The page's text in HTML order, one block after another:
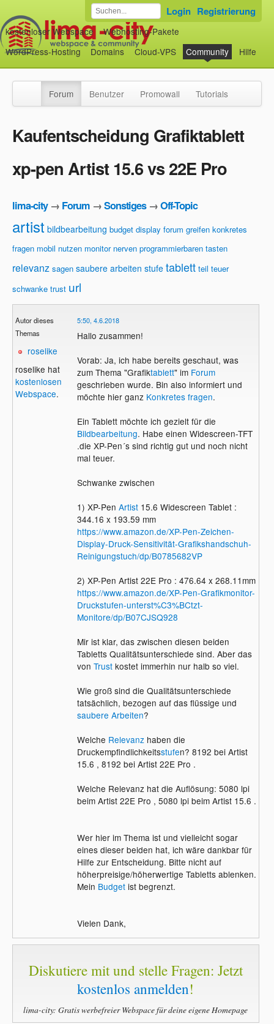
kostenloser Webspace
Webhosting-Pakete
WordPress-Hosting
Domains Cloud-VPS Community Hilfe
Login Registrierung
Forum Benutzer Promowall Tutorials
Kaufentscheidung Grafiktablett
xp-pen Artist 15.6 vs 22E Pro
lima-city→ Forum →Sonstiges→Off-Topic
artist bildbearbeitung budget display forum greifen konkretes
fragen mobil nutzen monitor nerven programmierbaren tasten
relevanz sagen saubere arbeiten stufe tablett teil teuer
schwanke trust url
Autor dieses
Themas
roselike
roselike hat
kostenlosen
Webspace.
5:50, 4.6.2018
Hallo zusammen!
Vorab: Ja, ich habe bereits geschaut, was
zum Thema "Grafiktablett" im Forum
geschrieben wurde. Bin also informiert und
möchte hier ganz Konkretes fragen.
Ein Tablett möchte ich gezielt für die
Bildbearbeitung. Habe einen Widescreen-TFT
.die XP-Pen´s sind richtig gut und noch nicht
mal teuer.
Schwanke zwischen
1) XP-Pen Artist15.6 Widescreen Tablet :
344.16 x 193.59 mm
https://www.amazon.de/XP-Pen-Zeichen-
Display-Druck-Sensitivität-Grafikshandschuh-
Reinigungstuch/dp/B0785682VP
2) XP-Pen Artist 22E Pro : 476.64 x 268.11mm
https://www.amazon.de/XP-Pen-Grafikmonitor-
Druckstufen-unterst%C3%BCtzt-
Monitore/dp/B07CJSQ928
Mir ist klar, das zwischen diesen beiden
Tabletts Qualitätsunterschiede sind. Aber das
von Trustkostet immerhin nur halb so viel.
Wie groß sind die Qualitätsunterschiede
tatsächlich, bezogen auf das flüssige und
saubere Arbeiten?
Welche Relevanz haben die
Druckempfindlichkeitsstufen? 8192 bei Artist
15.6 , 8192 bei Artist 22E Pro .
Welche Relevanz hat die Auflösung: 5080 lpi
beim Artist 22E Pro , 5080 lpi beim Artist 15.6 .
Wer hier im Thema ist und vielleicht sogar
eines dieser beiden hat, ich wäre dankbar für
Hilfe zur Entscheidung. Bitte nicht auf
höherpreisige/höherwertige Tabletts ablenken.
Mein Budgetist begrenzt.
Vielen Dank,
Diskutiere mit und stelle Fragen: Jetzt
kostenlos anmelden!
lima-city: Gratis werbefreier Webspace für deine eigene Homepage